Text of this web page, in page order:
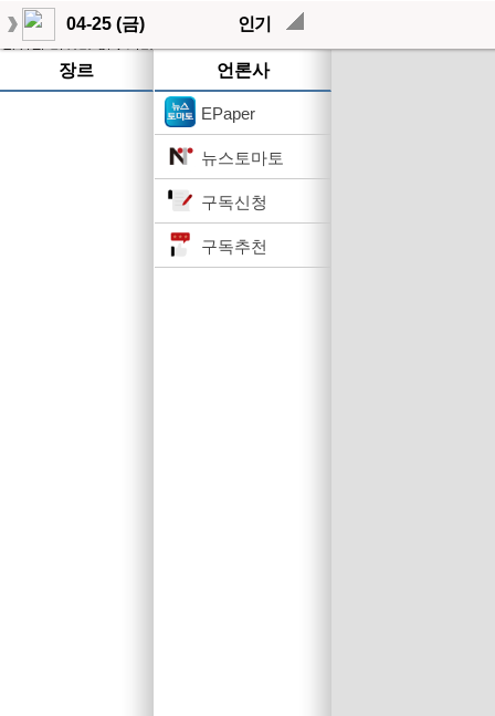
04-25 (금) 인기
장르 언론사
EPaper
뉴스토마토
구독신청
구독추천
작성된 기사가 없습니다.